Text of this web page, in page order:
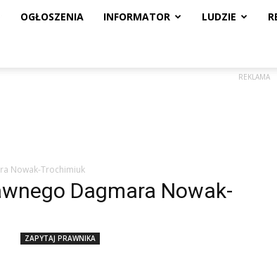
OGŁOSZENIA INFORMATOR LUDZIE
REKLAMA
Nowak-Trochimiuk
Dagmara Nowak-
ZAPYTAJ PRAWNIKA